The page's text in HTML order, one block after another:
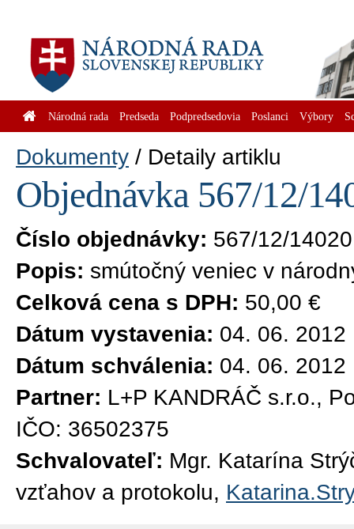
Národná rada Predseda Podpredsedovia Poslanci Výbory
Dokumenty Detaily artiklu
Objednávka 567/12/
Číslo objednávky: 567/12/14020
Popis: smútočný veniec v
Celková cena s DPH: 50,00 €
Dátum vystavenia: 04. 06. 2012
Dátum schválenia: 04. 06. 2012
Partner: L+P KANDRÁČ s.r.o.,
IČO: 36502375
Schvalovateľ: Mgr. Katarína
vzťahov a protokolu,